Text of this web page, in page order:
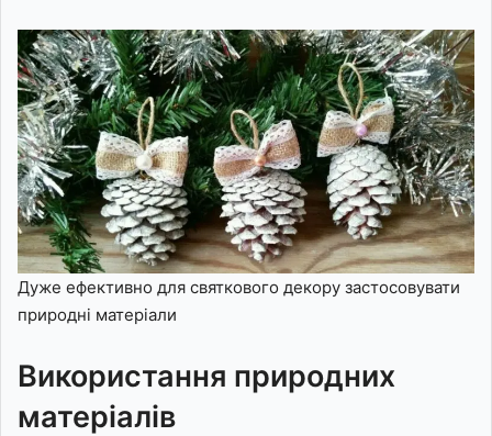
Дуже ефективно для святкового декору застосовувати
природні матеріали
Використання природних
матеріалів